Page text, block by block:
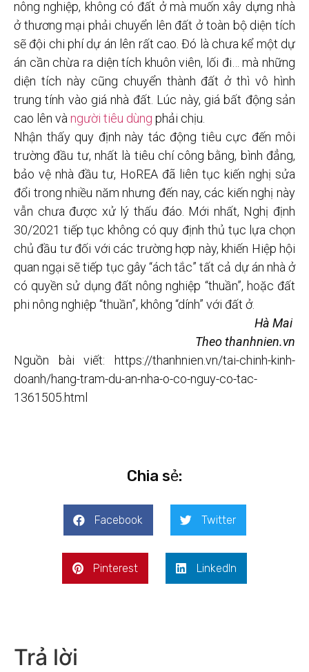
nông nghiệp, không có đất ở mà muốn xây dựng nhà
ở thương mại phải chuyển lên đất ở toàn bộ diện tích
sẽ đội chi phí dự án lên rất cao. Đó là chưa kể một dự
án cần chừa ra diện tích khuôn viên, lối đi… mà những
diện tích này cũng chuyển thành đất ở thì vô hình
trung tính vào giá nhà đất. Lúc này, giá bất động sản
cao lên và người tiêu dùng phải chịu.
Nhận thấy quy định này tác động tiêu cực đến môi
trường đầu tư, nhất là tiêu chí công bằng, bình đẳng,
bảo vệ nhà đầu tư, HoREA đã liên tục kiến nghị sửa
đổi trong nhiều năm nhưng đến nay, các kiến nghị này
vẫn chưa được xử lý thấu đáo. Mới nhất, Nghị định
30/2021 tiếp tục không có quy định thủ tục lựa chọn
chủ đầu tư đối với các trường hợp này, khiến Hiệp hội
quan ngại sẽ tiếp tục gây “ách tắc” tất cả dự án nhà ở
có quyền sử dụng đất nông nghiệp “thuần”, hoặc đất
phi nông nghiệp “thuần”, không “dính” với đất ở.
Hà Mai
Theo thanhnien.vn
Nguồn bài viết: https://thanhnien.vn/tai-chinh-kinh-
doanh/hang-tram-du-an-nha-o-co-nguy-co-tac-
1361505.html
Chia sẻ:
Facebook Twitter
Pinterest LinkedIn
Trả lời